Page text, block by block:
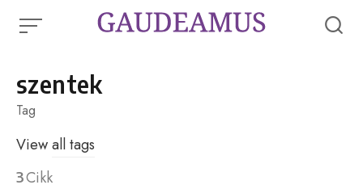
szentek
Tag
Viewall tags
3Cikk